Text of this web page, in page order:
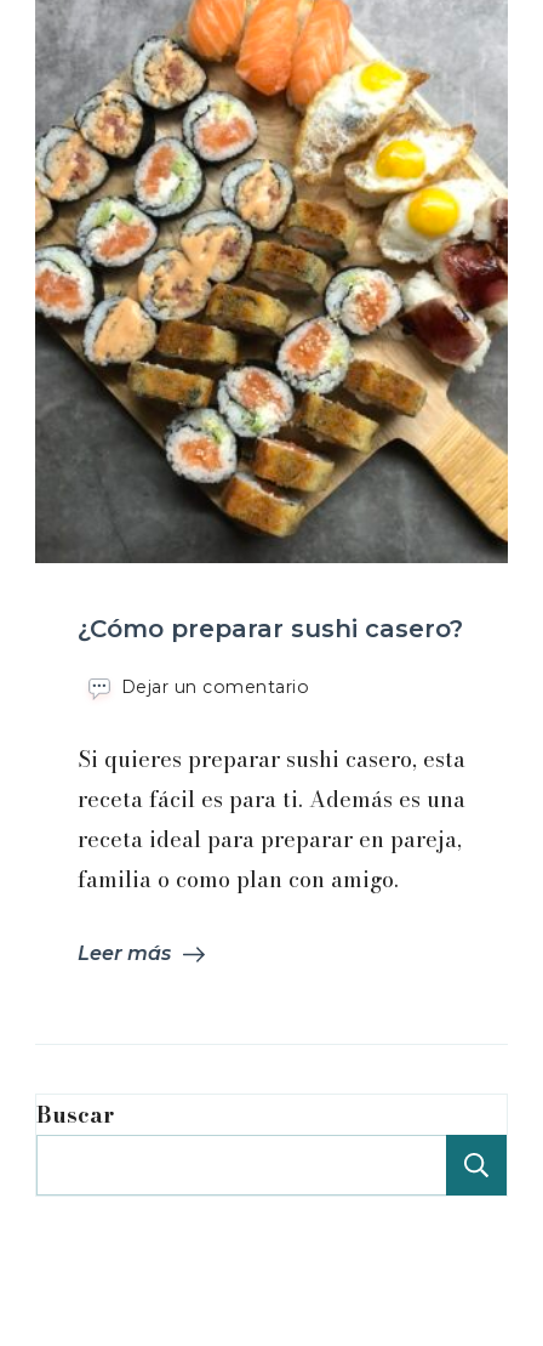
¿Cómo preparar sushi casero?
Dejar un comentario
sushi
casero?
Si quieres preparar sushi casero, esta
receta fácil es para ti. Además es una
receta ideal para preparar en pareja,
familia o como plan con amigo.
Leer más
Buscar